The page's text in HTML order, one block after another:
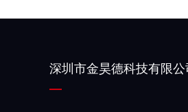
深圳市金昊德科技有限公